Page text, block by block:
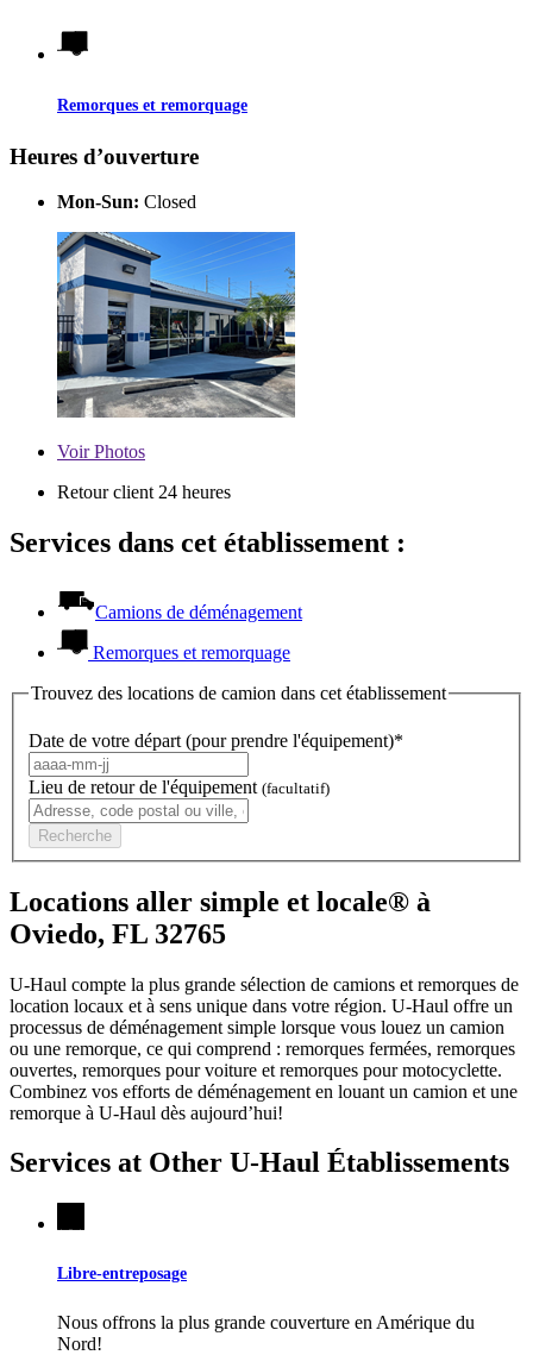
Remorques et remorquage
Heures d’ouverture
Mon-Sun: Closed
VoirPhotos
Retour client 24 heures
Services dans cet établissement :
Camions de déménagement
Remorques et remorquage
Trouvez des locations de camion dans cet établissement
Date de votre départ (pour prendre l'équipement)*
Lieu de retour de l'équipement (facultatif)
Recherche
Locations aller simple et locale® à
Oviedo, FL 32765
U-Haul compte la plus grande sélection de camions et remorques de
location locaux et à sens unique dans votre région. U-Haul offre un
processus de déménagement simple lorsque vous louez un camion
ou une remorque, ce qui comprend : remorques fermées, remorques
ouvertes, remorques pour voiture et remorques pour motocyclette.
Combinez vos efforts de déménagement en louant un camion et une
remorque à U-Haul dès aujourd’hui!
Services at Other U-Haul Établissements
Libre-entreposage
Nous offrons la plus grande couverture en Amérique du
Nord!